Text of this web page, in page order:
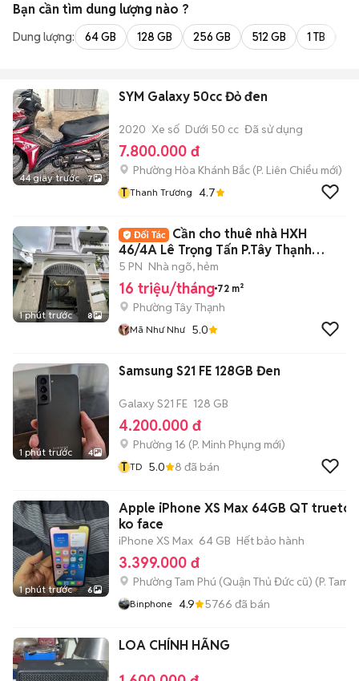
Bạn cần tìm dung lượng nào ?
Dung lượng: 64 GB 128 GB 256 GB 512 GB 1 TB
44 giây trước 7
SYM Galaxy 50cc Đỏ đen
2020 Xe số Dưới 50 cc Đã sử dụng
7.800.000 đ
Phường Hòa Khánh Bắc (P. Liên Chiểu mới)
T Thanh Trương 4.7
1 phút trước 8
Cần cho thuê nhà HXH
46/4A Lê Trọng Tấn P.Tây Thạnh
Q.Tân Phú
5 PN Nhà ngõ, hẻm
16 triệu/tháng 72 m²
Phường Tây Thạnh
Mã Như Như 5.0
1 phút trước 4
Samsung S21 FE 128GB Đen
Galaxy S21 FE 128 GB
4.200.000 đ
Phường 16 (P. Minh Phụng mới)
T TD 5.0 8 đã bán
1 phút trước 6
Apple iPhone XS Max 64GB QT
ko face
iPhone XS Max 64 GB Hết bảo hành
3.399.000 đ
Phường Tam Phú (Quận Thủ Đức cũ) (P. Tam
Binphone 4.9 5766 đã bán
LOA CHÍNH HÃNG